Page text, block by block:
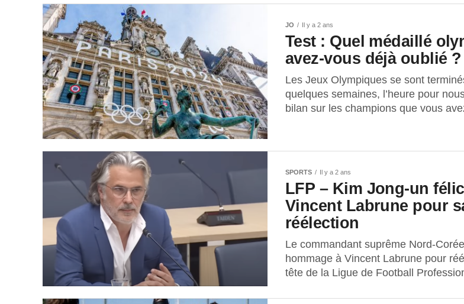
JO Il y a 2 ans
Test : Quel médaillé
avez-vous déjà oublié ?
Les Jeux Olympiques se sont
quelques semaines, l’heure pour
bilan sur les champions que vous
SPORTS Il y a 2 ans
LFP – Kim Jong-un
Vincent Labrune pour
réélection
Le commandant suprême Nord-
hommage à Vincent Labrune pour
tête de la Ligue de Football